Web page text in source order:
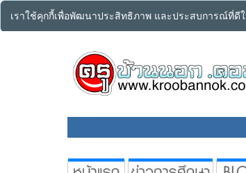
เราใช้คุกกี้เพื่อพัฒนาประสิทธิภาพ และประสบการณ์ที่ดี